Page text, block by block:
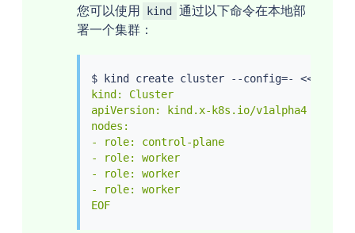
您可以使用
kind
通过以下命令在本地部
署一个集群：
$ kind create cluster --config=- <<
kind: Cluster
apiVersion: kind.x-k8s.io/v1alpha4
nodes:
- role: control-plane
- role: worker
- role: worker
- role: worker
EOF